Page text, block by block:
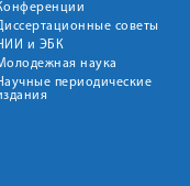
советы
и ЭБК
наука
периодические